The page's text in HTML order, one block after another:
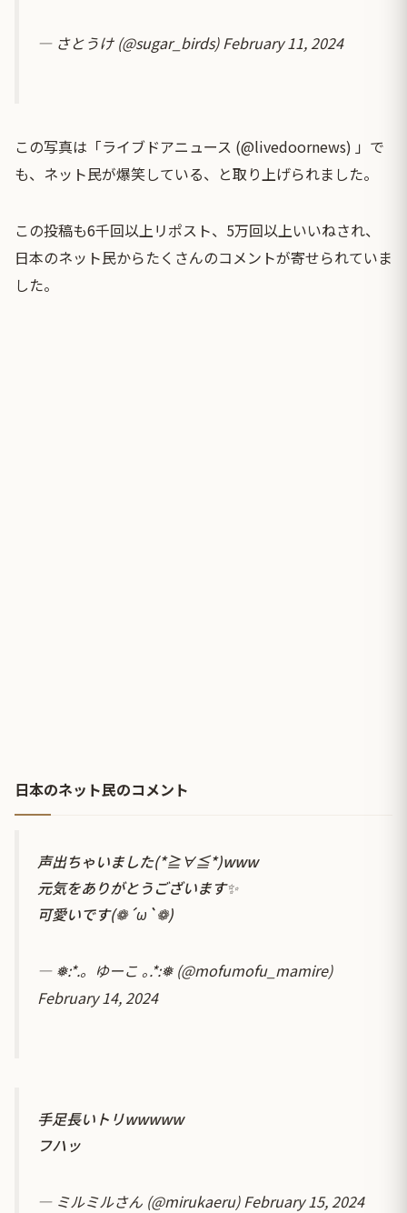
— さとうけ (@sugar_birds)February 11, 2024
この写真は「ライブドアニュース (@livedoornews) 」で
も、ネット民が爆笑している、と取り上げられました。
この投稿も6千回以上リポスト、5万回以上いいねされ、
日本のネット民からたくさんのコメントが寄せられていま
した。
日本のネット民のコメント
声出ちゃいました(*≧∀≦*)www
元気をありがとうございます✨
可愛いです(❁´ω`❁)
— ❅:*.。ゆーこ ｡.*:❅ (@mofumofu_mamire)
February 14, 2024
手足長いトリwwwww
フハッ
— ミルミルさん (@mirukaeru)February 15, 2024